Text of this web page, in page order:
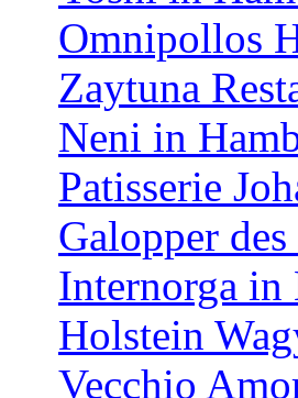
Omnipollos
Zaytuna
Neni in
Patisserie
Galopper
Internorga in
Holstein
Vecchio